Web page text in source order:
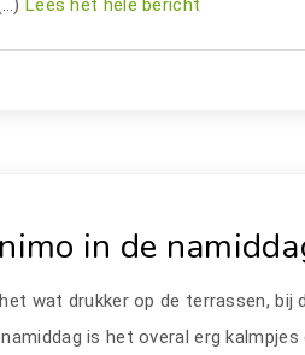
Lees het hele bericht
in de
wat drukker op de terrassen, bij
is het overal erg